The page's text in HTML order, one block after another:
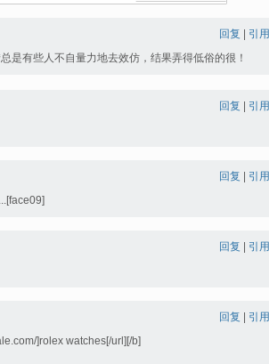
回复
引用
是有些人不自量力地去效仿，结果弄得低俗的很！
回复
引用
回复
引用
回复
引用
回复
引用
]rolex watches[/url][/b]